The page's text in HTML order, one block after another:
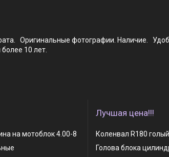
Оригинальные фотографии. Наличие.
10 лет.
на мотоблок 4.00-8
Лучшая цена!!!
Коленвал R180 голый
Голова блока